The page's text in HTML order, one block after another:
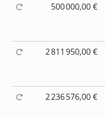
500 000,00 €
2 811 950,00 €
2 236 576,00 €